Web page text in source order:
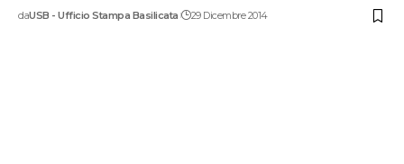
daUSB - Ufficio Stampa Basilicata 29 Dicembre 2014